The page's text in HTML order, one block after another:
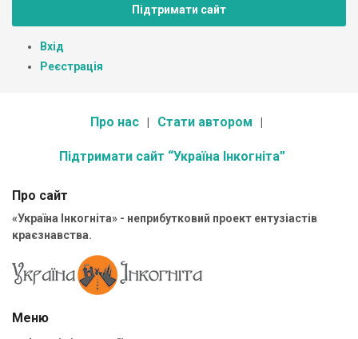
Підтримати сайт
Вхід
Реєстрація
Про нас Стати автором
Підтримати сайт “Україна Інкогніта”
Про сайт
«Україна Інкогніта» - неприбутковий проект ентузіастів
краєзнавства.
Меню